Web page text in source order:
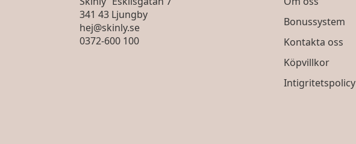
341 43 Ljungby
hej@skinly.se
0372-600 100
Bonussystem
Kontakta oss
Köpvillkor
Intigritetspolicy